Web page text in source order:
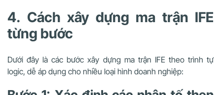
4. Cách xây dựng ma trận IFE
từng bước
Dưới đây là các bước xây dựng ma trận IFE theo trình tự
logic, dễ áp dụng cho nhiều loại hình doanh nghiệp: